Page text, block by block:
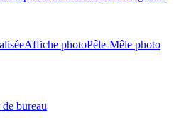
Affiche photoPêle-Mêle photo
bureau